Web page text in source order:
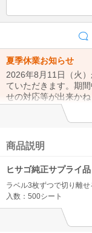
夏季休業お知らせ
2026年8月11日（火
ていただきます。期
せの対応等が出来か
致します。
昨今のクレジットカ
場合がございます。
オフィスでの営業時間
現在、営業時間の一
営業時間》■10：00
商品説明
ヒサゴ純正サプライ品
ラベル3枚ずつで切り離せ
入数：500シート